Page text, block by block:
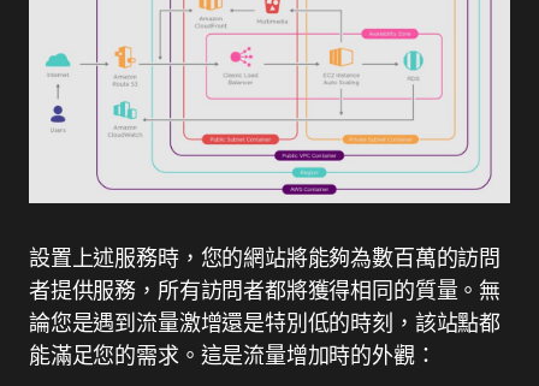
設置上述服務時，您的網站將能夠為數百萬的訪問
者提供服務，所有訪問者都將獲得相同的質量。無
論您是遇到流量激增還是特別低的時刻，該站點都
能滿足您的需求。這是流量增加時的外觀：